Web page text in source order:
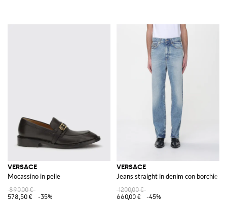
VERSACE
Mocassino in pelle
890,00 €
578,50 €
-35%
VERSACE
Jeans straight in denim con borchie
1200,00 €
660,00 €
-45%